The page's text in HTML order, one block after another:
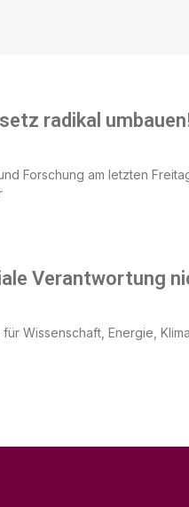
radikal
Forschung am letzten
Verantwortung
Wissenschaft, Energie,